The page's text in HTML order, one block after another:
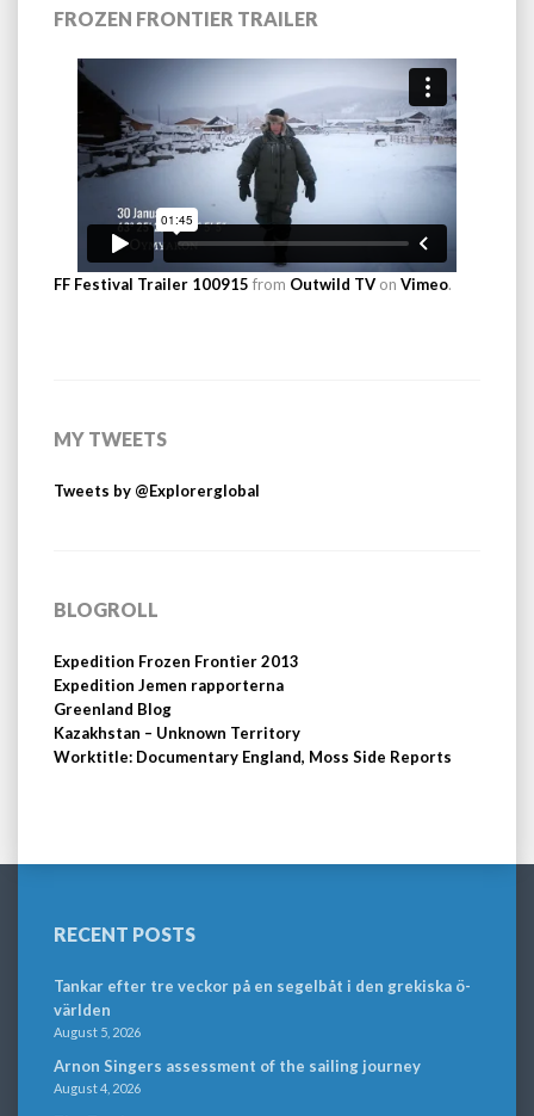
FROZEN FRONTIER TRAILER
FF Festival Trailer 100915 from Outwild TV on Vimeo.
MY TWEETS
Tweets by @Explorerglobal
BLOGROLL
Expedition Frozen Frontier 2013
Expedition Jemen rapporterna
Greenland Blog
Kazakhstan – Unknown Territory
Worktitle: Documentary England, Moss Side Reports
RECENT POSTS
Tankar efter tre veckor på en segelbåt i den grekiska ö-
världen
August 5, 2026
Arnon Singers assessment of the sailing journey
August 4, 2026